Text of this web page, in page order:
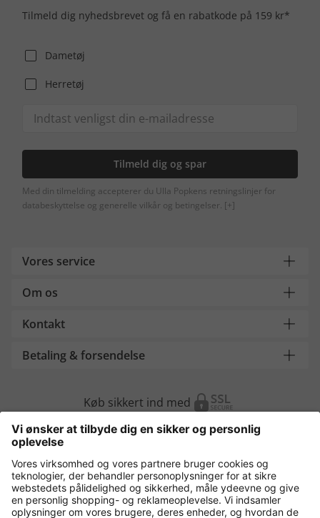
Tilmeld dig nyhedsbrevet og få en rabatkode på 159 kr*
Dametøj
Herretøj
Tilmeld dig og spar
Med din tilmelding accepterer du Ulla Popkens retningslinjer for
databeskyttelse og generelle vilkår og betingelser. [+]
Vores service
Om os
Kontakt
Betaling & forsendelse
Køb sikkert ind med
Flere webshops
Danmark